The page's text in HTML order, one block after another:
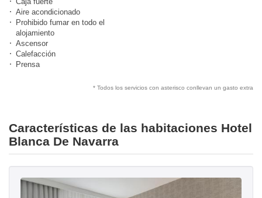
Aire acondicionado
Prohibido fumar en todo el
alojamiento
Ascensor
Calefacción
Prensa
* Todos los servicios con asterisco conllevan un gasto extra
Características de las habitaciones Hotel
Blanca De Navarra